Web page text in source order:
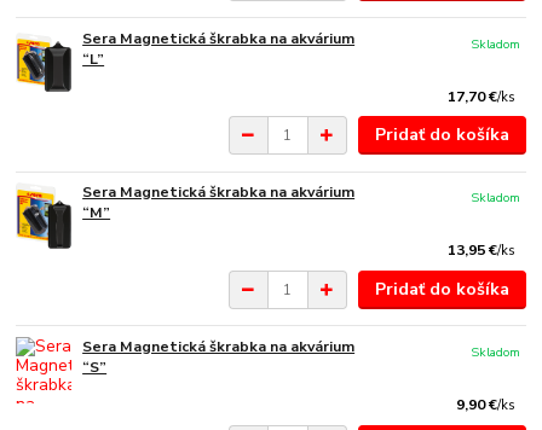
Sera Magnetická škrabka na akvárium
“L”
17,70 €/ks
Skladom
Pridať do košíka
Sera Magnetická škrabka na akvárium
“M”
13,95 €/ks
Skladom
Pridať do košíka
Sera Magnetická škrabka na akvárium
“S”
9,90 €/ks
Skladom